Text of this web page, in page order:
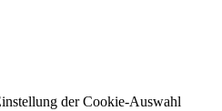
der Cookie-Auswahl